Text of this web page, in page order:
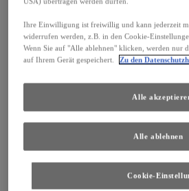
GEPRÜFTE
Große Auswahl, höchste
verfügbaren Lexus, der zu Ihren
passt.
Ihre Einwilligung ist freiwillig und kann jederzeit
widerrufen werden, z.B. in den Cookie-
Wenn Sie auf "Alle ablehnen" klicken, werden nur
auf Ihrem Gerät gespeichert.
Zu den
Cookie-
Alle ablehnen
Alle